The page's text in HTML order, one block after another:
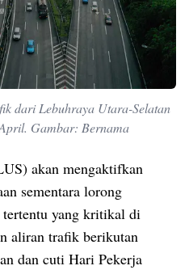
dari Lebuhraya Utara-Selatan
Gambar: Bernama
akan mengaktifkan
sementara lorong
yang kritikal di
aliran trafik berikutan
dan cuti Hari Pekerja